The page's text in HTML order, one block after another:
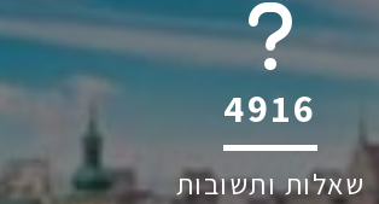
6045
שאלות ותשובות